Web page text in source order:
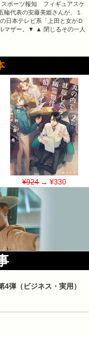
ポーツ報知 フィギュアスケ
輪代表の安藤美姫さんが、１
日本テレビ系「上田と女がＤ
マザー。▼ ▲ 閉じるその一人
¥924→ ¥330
弾（ビジネス・実用）